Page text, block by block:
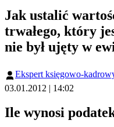
Jak ustalić
trwałego, który
nie był ujęty w
Ekspert księgowo-
03.01.2012 | 14:02
Ile wynosi